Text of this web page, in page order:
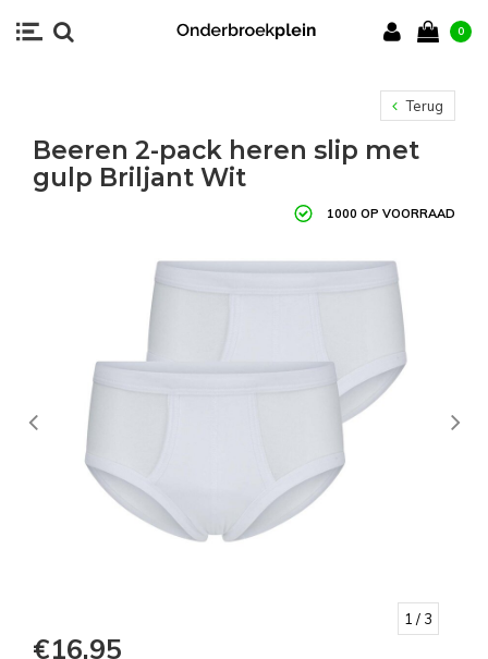
0
Terug
Beeren 2-pack heren slip met
gulp Briljant Wit
1000 OP VOORRAAD
1 / 3
€16,95